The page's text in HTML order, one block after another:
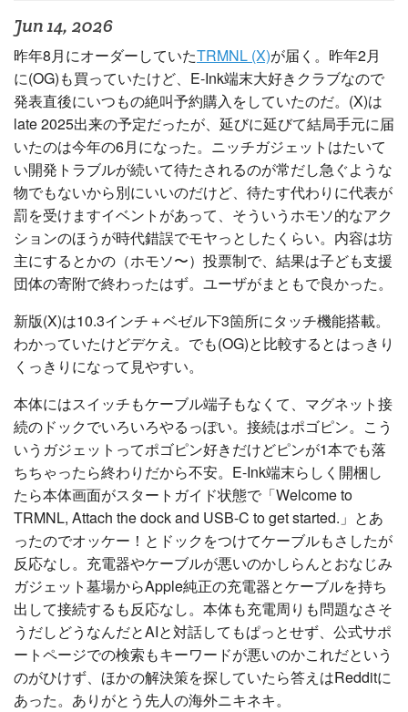
Jun 14, 2026
昨年8月にオーダーしていたTRMNL (X)が届く。昨年2月
に(OG)も買っていたけど、E-Ink端末大好きクラブなので
発表直後にいつもの絶叫予約購入をしていたのだ。(X)は
late 2025出来の予定だったが、延びに延びて結局手元に届
いたのは今年の6月になった。ニッチガジェットはたいて
い開発トラブルが続いて待たされるのが常だし急ぐような
物でもないから別にいいのだけど、待たす代わりに代表が
罰を受けますイベントがあって、そういうホモソ的なアク
ションのほうが時代錯誤でモヤっとしたくらい。内容は坊
主にするとかの（ホモソ〜）投票制で、結果は子ども支援
団体の寄附で終わったはず。ユーザがまともで良かった。
新版(X)は10.3インチ＋ベゼル下3箇所にタッチ機能搭載。
わかっていたけどデケえ。でも(OG)と比較するとはっきり
くっきりになって見やすい。
本体にはスイッチもケーブル端子もなくて、マグネット接
続のドックでいろいろやるっぽい。接続はポゴピン。こう
いうガジェットってポゴピン好きだけどピンが1本でも落
ちちゃったら終わりだから不安。E-Ink端末らしく開梱し
たら本体画面がスタートガイド状態で「Welcome to
TRMNL, Attach the dock and USB-C to get started.」とあ
ったのでオッケー！とドックをつけてケーブルもさしたが
反応なし。充電器やケーブルが悪いのかしらんとおなじみ
ガジェット墓場からApple純正の充電器とケーブルを持ち
出して接続するも反応なし。本体も充電周りも問題なさそ
うだしどうなんだとAIと対話してもぱっとせず、公式サポ
ートページでの検索もキーワードが悪いのかこれだという
のがひけず、ほかの解決策を探していたら答えはRedditに
あった。ありがとう先人の海外ニキネキ。